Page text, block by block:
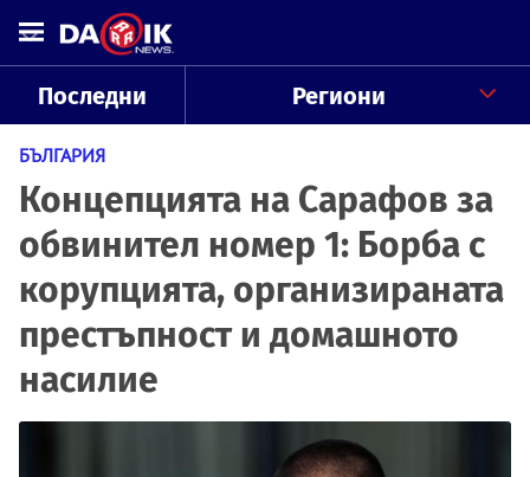
Последни Региони
БЪЛГАРИЯ
Концепцията на Сарафов за
обвинител номер 1: Борба с
корупцията, организираната
престъпност и домашното
насилие